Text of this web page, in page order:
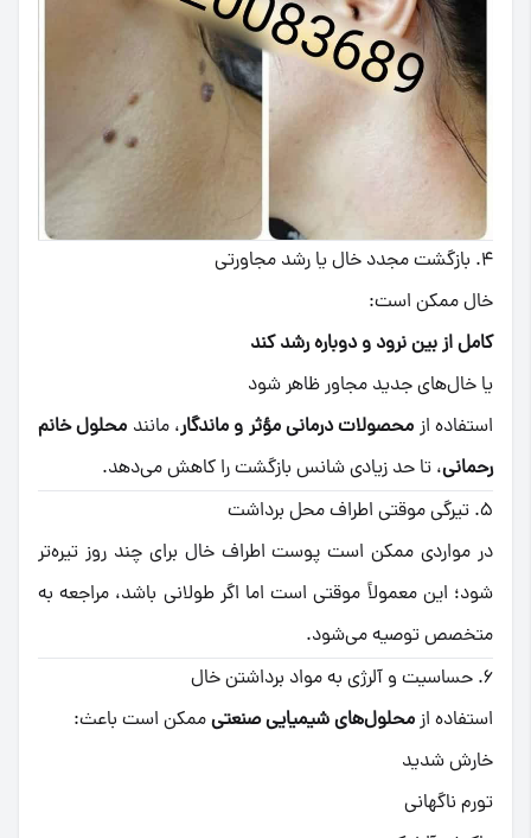
۴. بازگشت مجدد خال یا رشد مجاورتی
خال ممکن است:
کامل از بین نرود و دوباره رشد کند
یا خال‌های جدید مجاور ظاهر شود
استفاده از محصولات درمانی مؤثر و ماندگار، مانند محلول خانم
رحمانی، تا حد زیادی شانس بازگشت را کاهش می‌دهد.
۵. تیرگی موقتی اطراف محل برداشت
در مواردی ممکن است پوست اطراف خال برای چند روز تیره‌تر
شود؛ این معمولاً موقتی است اما اگر طولانی باشد، مراجعه به
متخصص توصیه می‌شود.
۶. حساسیت و آلرژی به مواد برداشتن خال
استفاده ازمحلول‌های شیمیایی صنعتیممکن است باعث:
خارش شدید
تورم ناگهانی